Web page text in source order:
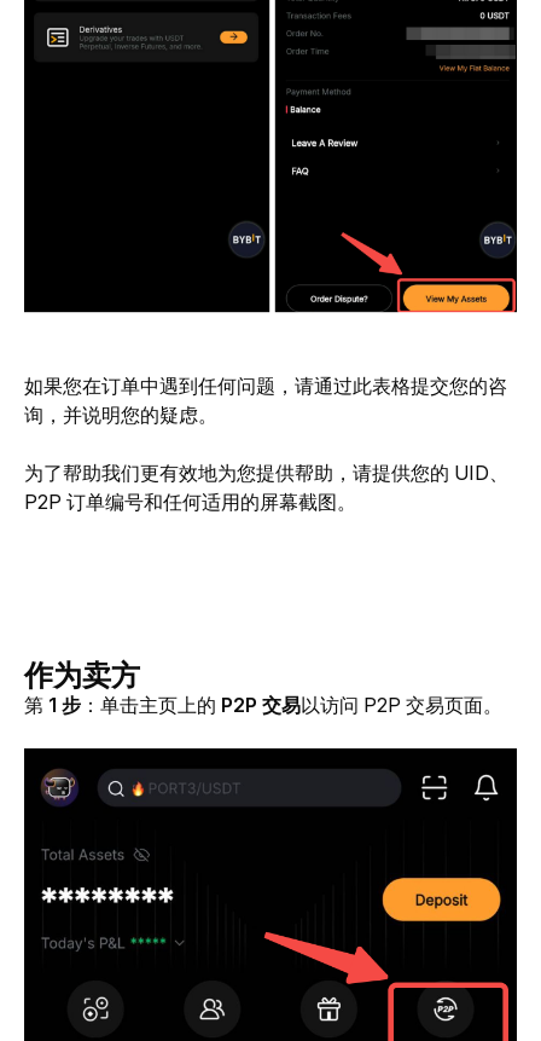
如果您在订单中遇到任何问题，请通过此表格提交您的咨
询，并说明您的疑虑。
为了帮助我们更有效地为您提供帮助，请提供您的 UID、
P2P 订单编号和任何适用的屏幕截图。
作为卖方
第 1 步 ：单击主页上的 P2P 交易以访问 P2P 交易页面。